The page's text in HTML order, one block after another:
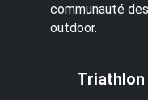
communauté
outdoor.
Triathlon